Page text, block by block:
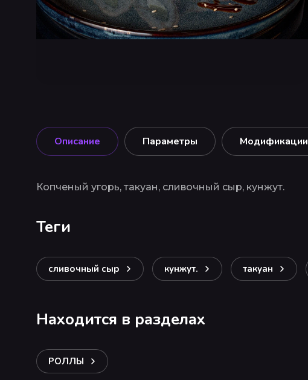
Описание Параметры Модификации
Копченый угорь, такуан, сливочный сыр, кунжут.
теги
сливочный сыр кунжут. такуан
Находится в разделах
РОЛЛЫ